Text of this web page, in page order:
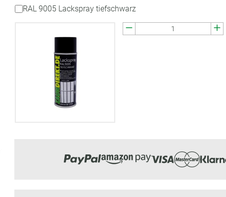
RAL 9005 Lackspray tiefschwarz